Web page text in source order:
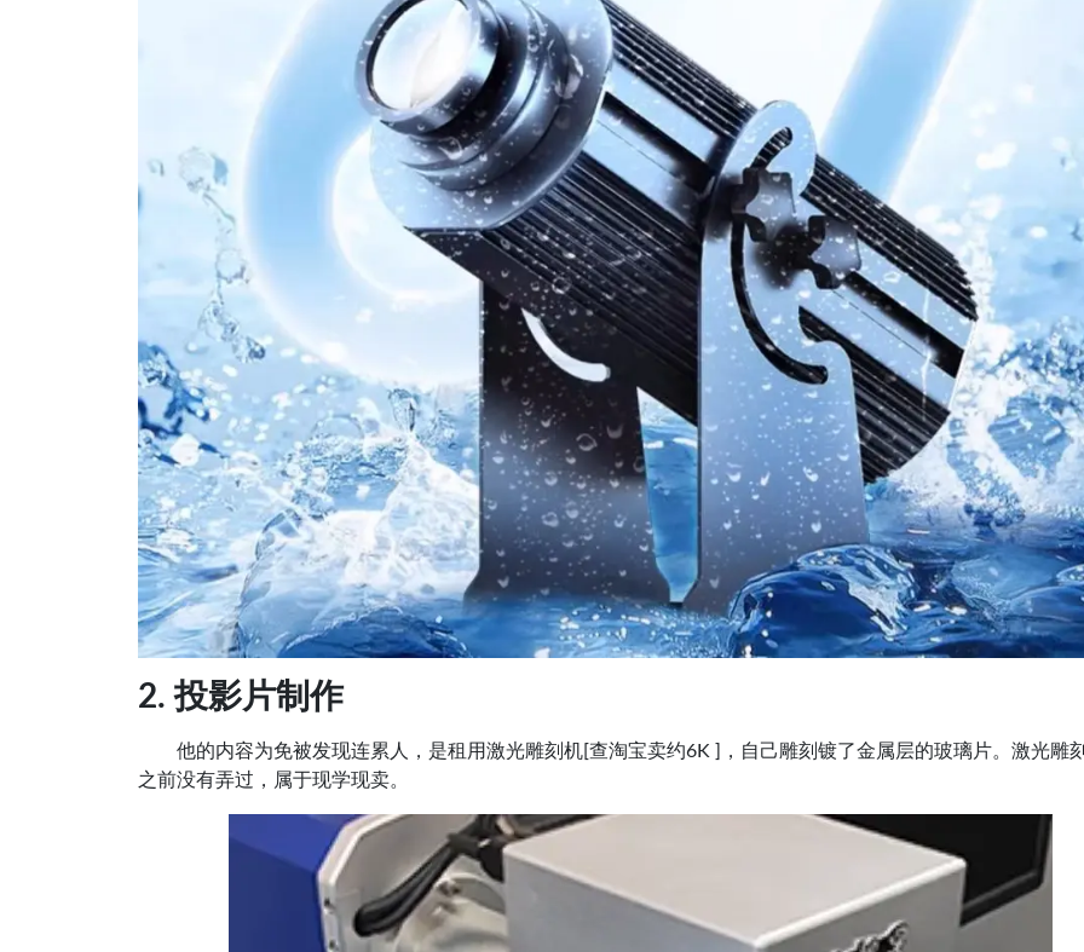
2. 投影片制作
他的内容为免被发现连累人，是租用激光雕刻机[查淘宝卖约6K ]，自己雕刻镀了金属层的玻璃片。激光雕
之前没有弄过，属于现学现卖。